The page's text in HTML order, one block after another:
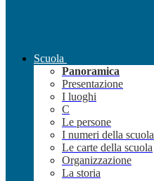
Scuola
Panoramica
Presentazione
I luoghi
C
Le persone
I numeri della scuola
Le carte della scuola
Organizzazione
La storia